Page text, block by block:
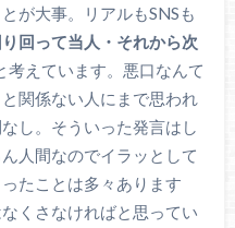
が大事。リアルもSNSも
回って当人・それから次
考えています。悪口なんて
関係ない人にまで思われ
し。そういった発言はし
人間なのでイラッとして
たことは多々あります
くさなければと思ってい